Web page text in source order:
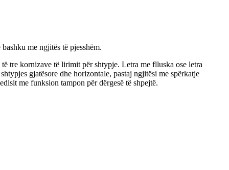
me ngjitës të pjesshëm.
tre kornizave të lirimit për shtypje. Letra me flluska ose letra
gjatësore dhe horizontale, pastaj ngjitësi me spërkatje
me funksion tampon për dërgesë të shpejtë.